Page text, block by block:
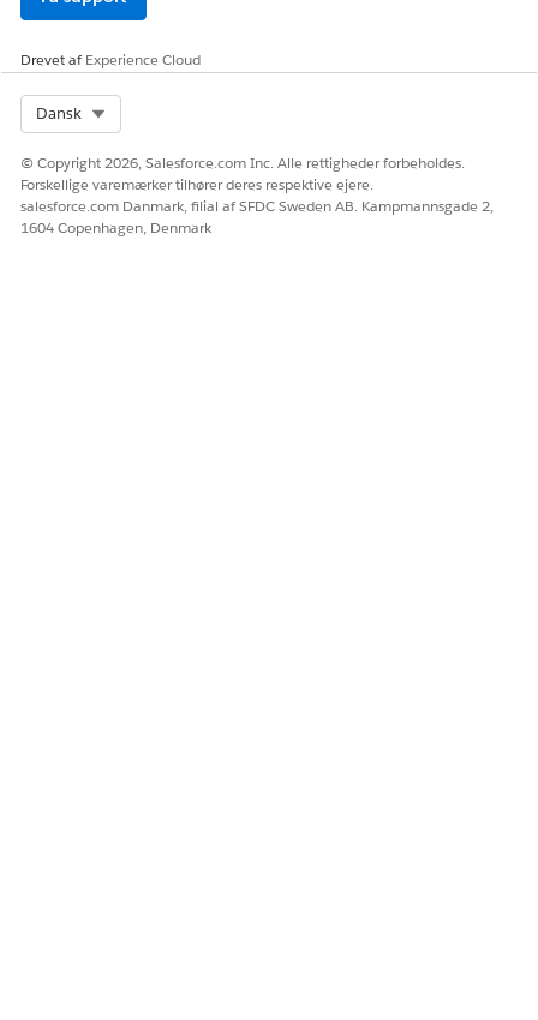
Drevet afExperience Cloud
Dansk
© Copyright 2026, Salesforce.com Inc. Alle rettigheder forbeholdes.
Forskellige varemærker tilhører deres respektive ejere.
salesforce.com Danmark, filial af SFDC Sweden AB. Kampmannsgade 2,
1604 Copenhagen, Denmark